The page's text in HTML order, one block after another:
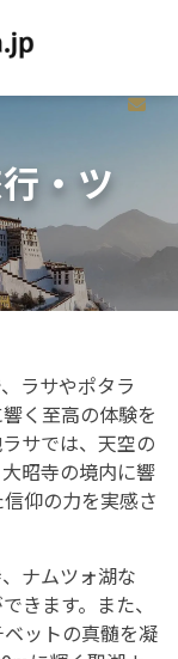
・ツ
ラサやポタラ
く至高の体験を
サでは、天空の
昭寺の境内に響
仰の力を実感さ
ナムツォ湖な
きます。また、
ットの真髄を凝